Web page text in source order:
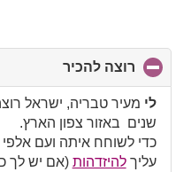
רוצה להכיר
to
collapse
contents
לי
שנים באזור צפון הארץ.
כדי לשוחח איתה ועם
עליךלהיזדהות (אם יש לך